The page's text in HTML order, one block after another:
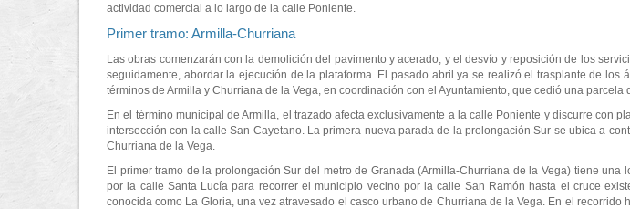
actividad comercial a lo largo de la calle Poniente.
Primer tramo: Armilla-Churriana
Las obras comenzarán con la demolición del pavimento y acerado, y el desvío y reposición de los
seguidamente, abordar la ejecución de la plataforma. El pasado abril ya se realizó el trasplante de los
términos de Armilla y Churriana de la Vega, en coordinación con el Ayuntamiento, que cedió una parcela
En el término municipal de Armilla, el trazado afecta exclusivamente a la calle Poniente y discurre con
intersección con la calle San Cayetano. La primera nueva parada de la prolongación Sur se ubica a
Churriana de la Vega.
El primer tramo de la prolongación Sur del metro de Granada (Armilla-Churriana de la Vega) tiene
por la calle Santa Lucía para recorrer el municipio vecino por la calle San Ramón hasta el cruce
conocida como La Gloria, una vez atravesado el casco urbano de Churriana de la Vega. En el